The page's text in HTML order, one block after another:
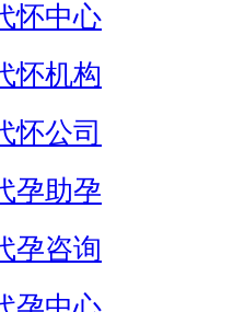
怀中心
怀机构
怀公司
孕助孕
孕咨询